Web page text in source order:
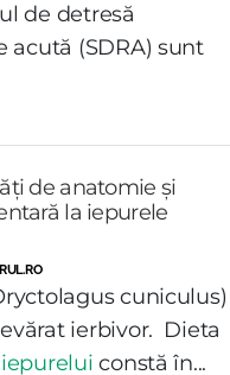
de detresă
acută (SDRA) sunt
de anatomie și
la iepurele
cuniculus)
ierbivor. Dieta
iepurelui constă în...